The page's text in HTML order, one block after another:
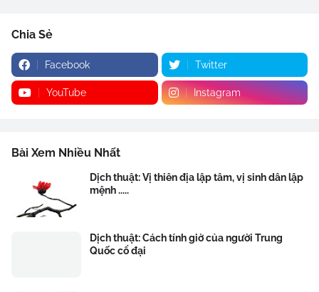
Chia Sẻ
Facebook Twitter
YouTube Instagram
Bài Xem Nhiều Nhất
Dịch thuật: Vị thiên địa lập tâm, vị sinh dân lập
mệnh .....
Dịch thuật: Cách tính giờ của người Trung
Quốc cổ đại